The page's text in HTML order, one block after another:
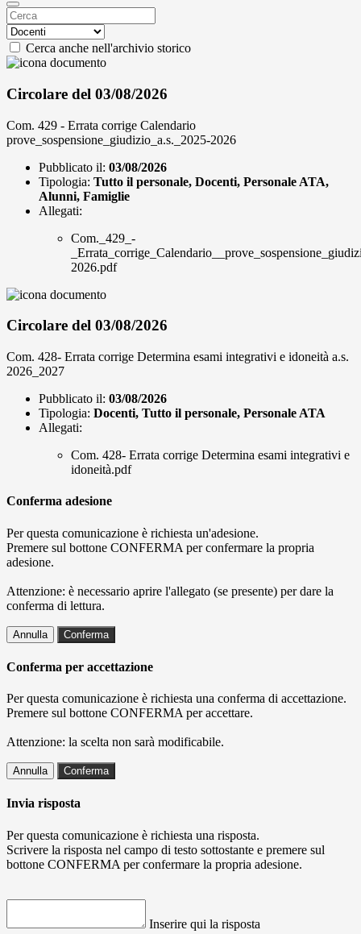
Cerca anche nell'archivio storico
Circolare del 03/08/2026
Com. 429 - Errata corrige Calendario
prove_sospensione_giudizio_a.s._2025-2026
Pubblicato il: 03/08/2026
Tipologia: Tutto il personale, Docenti, Personale ATA,
Alunni, Famiglie
Allegati:
Com._429_-
2026.pdf
Circolare del 03/08/2026
Com. 428- Errata corrige Determina esami integrativi e idoneità a.s.
2026_2027
Pubblicato il: 03/08/2026
Tipologia: Docenti, Tutto il personale, Personale ATA
Allegati:
Com. 428- Errata corrige Determina esami integrativi e
idoneità.pdf
Conferma adesione
Per questa comunicazione è richiesta un'adesione.
Premere sul bottone CONFERMA per confermare la propria
adesione.
Attenzione: è necessario aprire l'allegato (se presente) per dare la
conferma di lettura.
Annulla Conferma
Conferma per accettazione
Per questa comunicazione è richiesta una conferma di accettazione.
Premere sul bottone CONFERMA per accettare.
Attenzione: la scelta non sarà modificabile.
Annulla Conferma
Invia risposta
Per questa comunicazione è richiesta una risposta.
Scrivere la risposta nel campo di testo sottostante e premere sul
bottone CONFERMA per confermare la propria adesione.
Inserire qui la risposta